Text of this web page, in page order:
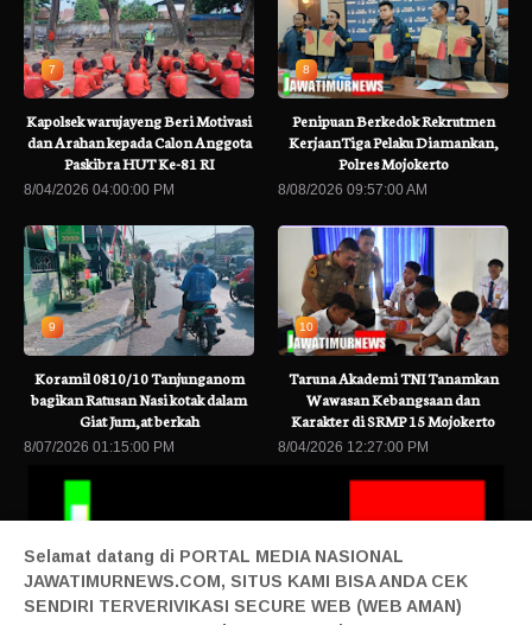
7
Kapolsek warujayeng Beri Motivasi
dan Arahan kepada Calon Anggota
Paskibra HUT Ke-81 RI
8/04/2026 04:00:00 PM
8
Penipuan Berkedok Rekrutmen
KerjaanTiga Pelaku Diamankan,
Polres Mojokerto
8/08/2026 09:57:00 AM
9
Koramil 0810/10 Tanjunganom
bagikan Ratusan Nasi kotak dalam
Giat Jum,at berkah
8/07/2026 01:15:00 PM
10
Taruna Akademi TNI Tanamkan
Wawasan Kebangsaan dan
Karakter di SRMP 15 Mojokerto
8/04/2026 12:27:00 PM
Selamat datang di PORTAL MEDIA NASIONAL
JAWATIMURNEWS.COM, SITUS KAMI BISA ANDA CEK
SENDIRI TERVERIVIKASI SECURE WEB (WEB AMAN)